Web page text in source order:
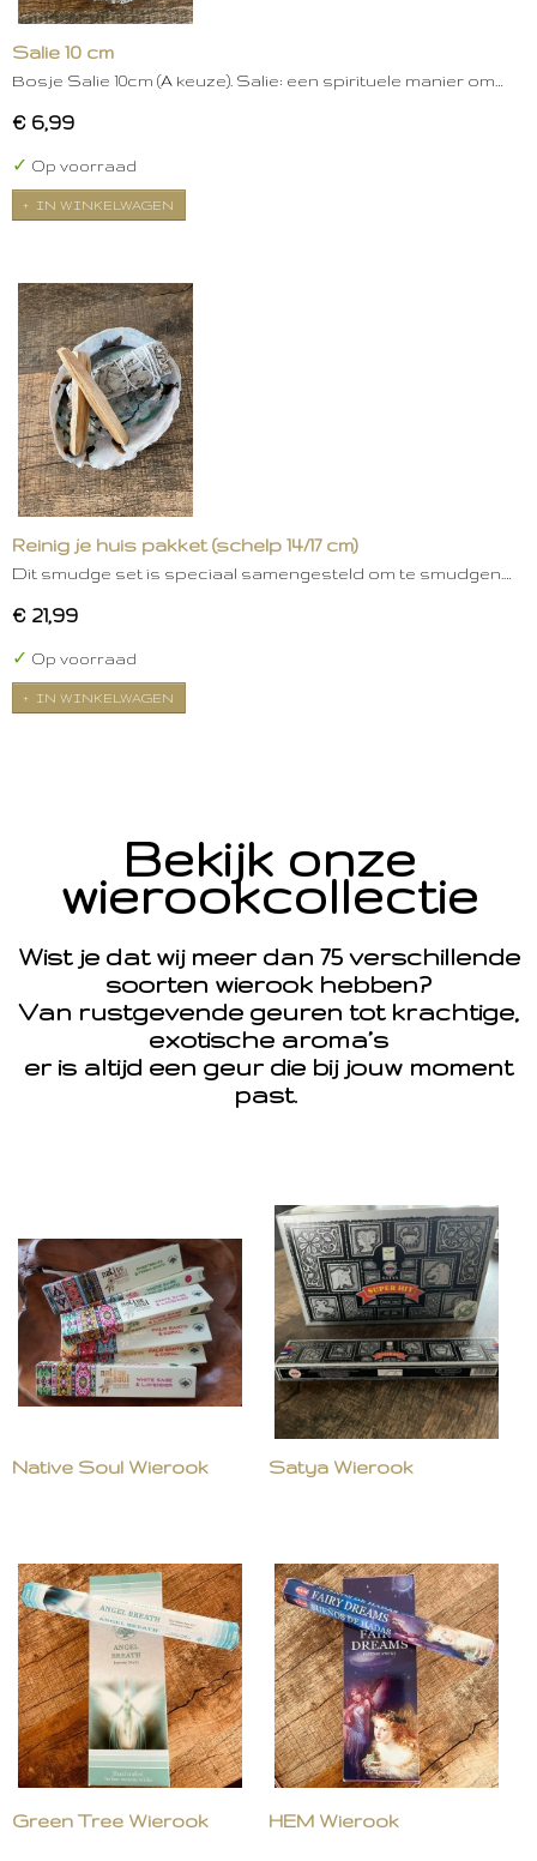
Salie 10 cm
Bosje Salie 10cm (A keuze). Salie: een spirituele manier om…
€ 6,99
✓ Op voorraad
IN WINKELWAGEN
Reinig je huis pakket (schelp 14/17 cm)
Dit smudge set is speciaal samengesteld om te smudgen.…
€ 21,99
✓ Op voorraad
IN WINKELWAGEN
Bekijk onze
wierookcollectie
Wist je dat wij meer dan 75 verschillende
soorten wierook hebben?
Van rustgevende geuren tot krachtige,
exotische aroma’s
er is altijd een geur die bij jouw moment
past.
Native Soul Wierook Satya Wierook
Green Tree Wierook HEM Wierook